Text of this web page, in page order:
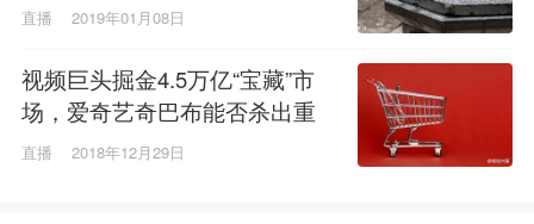
直播 2019年01月08日
视频巨头掘金4.5万亿“宝藏”市
场，爱奇艺奇巴布能否杀出重
围？
直播 2018年12月29日